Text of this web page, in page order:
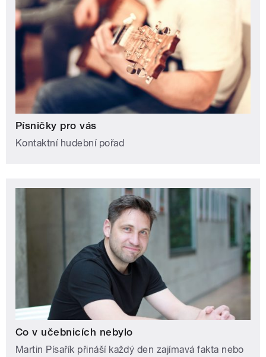
Písničky pro vás
Kontaktní hudební pořad
Co v učebnicích nebylo
Martin Písařík přináší každý den zajímavá fakta nebo